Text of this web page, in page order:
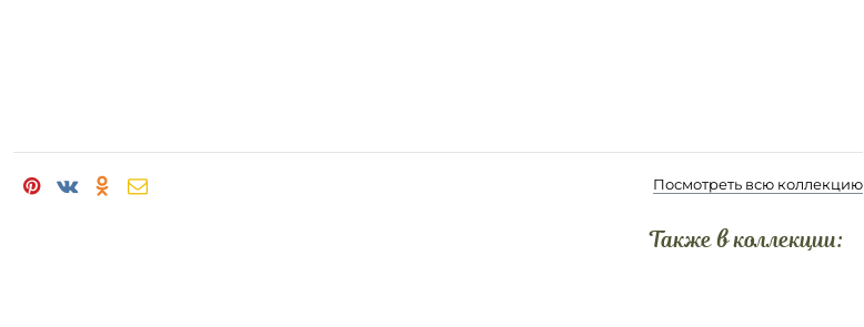
Посмотреть всю коллекцию
Также в коллекции: